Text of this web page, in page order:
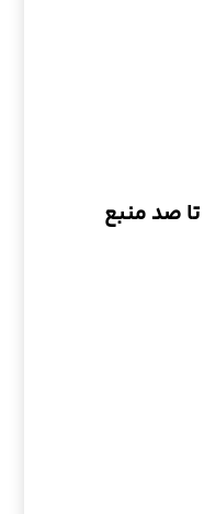
صد منبع